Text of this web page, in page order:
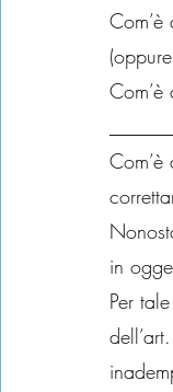
in
Per